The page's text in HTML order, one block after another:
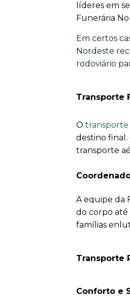
líderes em
Funerária
Em certos
Nordeste
rodoviário
Transporte
O
destino final.
transporte
A equipe da
do corpo até
famílias
Transporte
Conforto e